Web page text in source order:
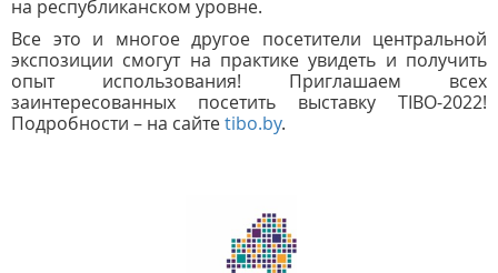
на республиканском уровне.
Все это и многое другое посетители центральной
экспозиции смогут на практике увидеть и получить
опыт использования! Приглашаем всех
заинтересованных посетить выставку TIBO-2022!
Подробности – на сайтеtibo.by.